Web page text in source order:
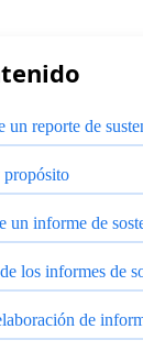
un reporte de
un informe de
los informes de
de